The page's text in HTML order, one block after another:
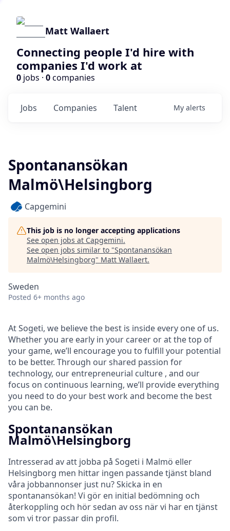
Matt Wallaert
Connecting people I'd hire with
companies I'd work at
0 jobs · 0companies
Jobs Companies Talent My alerts
Spontanansökan
Malmö\Helsingborg
Capgemini
This job is no longer accepting applications
See open jobs at Capgemini.
See open jobs similar to "Spontanansökan
Malmö\Helsingborg" Matt Wallaert.
Sweden
Posted 6+ months ago
At Sogeti, we believe the best is inside every one of us.
Whether you are early in your career or at the top of
your game, we’ll encourage you to fulfill your potential
to be better. Through our shared passion for
technology, our entrepreneurial culture , and our
focus on continuous learning, we’ll provide everything
you need to do your best work and become the best
you can be.​
Spontanansökan
Malmö\Helsingborg
Intresserad av att jobba på Sogeti i Malmö eller
Helsingborg men hittar ingen passande tjänst bland
våra jobbannonser just nu? Skicka in en
spontanansökan! Vi gör en initial bedömning och
återkoppling och hör sedan av oss när vi har en tjänst
som vi tror passar din profil.